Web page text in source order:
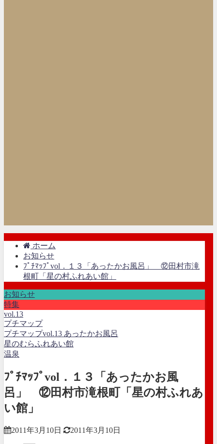
ホーム
お知らせ
ﾌﾟﾁﾏｯﾌﾟvol．１３「あったかお風呂」 ⑫田村市滝
根町「星の村ふれあい館」
お知らせ
特集
vol.13
プチマップ
プチマップvol.13 あったかお風呂
星のむらふれあい館
温泉
ﾌﾟﾁﾏｯﾌﾟvol．１３「あったかお風
呂」 ⑫田村市滝根町「星の村ふれあ
い館」
2011年3月10日 2011年3月10日